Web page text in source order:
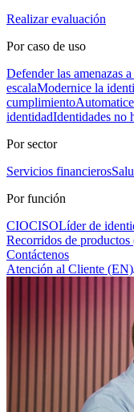
Realizar evaluación
Por caso de uso
Defender las amenazas
escalaModernice la
cumplimiento
identidadIdentidades no
Por sector
Servicios financieros
Por función
CIOCISOLíder de
Recorridos de
Contáctenos
Atención al Cliente (EN)